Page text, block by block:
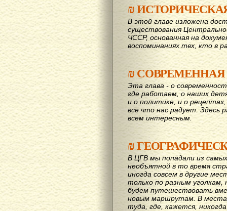
₪
В этой главе изложена
существования
ЧССР, основанная на
воспоминаниях тех, кто в
₪СОВРЕМЕННАЯ
Эта глава - о
где работаем, о наших
и о политике, и о
все что нас радует. Здесь
всем интересным.
₪
В ЦГВ мы попадали из
необъятной в то время
иногда совсем в другие
только по разным
будем путешествовать
новым маршрутам. В
туда, где, кажется,